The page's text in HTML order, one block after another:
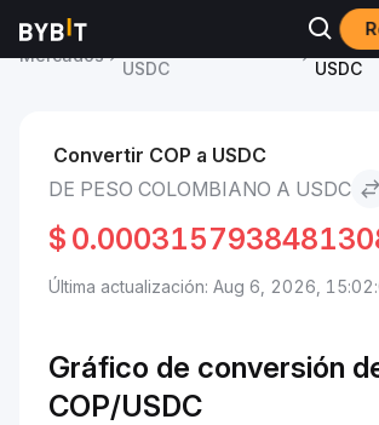
Mercados
USDC
Peso
USDC
Convertir COP a USDC
DE PESO COLOMBIANO A USDC
$
Última actualización: Aug 6, 2026,
Gráfico de conversión
COP/USDC